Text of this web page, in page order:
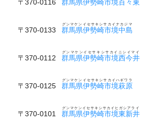
〒370-0116 群馬県伊勢崎市境百々東
〒370-0133 群馬県伊勢崎市境中島
グンマケンイセサキシサカイナカジマ
〒370-0112 群馬県伊勢崎市境西今井
グンマケンイセサキシサカイニシイマイ
〒370-0125 群馬県伊勢崎市境萩原
グンマケンイセサキシサカイハギワラ
〒370-0101 群馬県伊勢崎市境東新井
グンマケンイセサキシサカイヒガシアライ